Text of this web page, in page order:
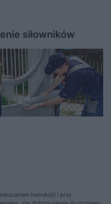
siłowników
instrukcji) i przy